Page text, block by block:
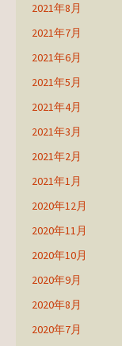
2021年8月
2021年7月
2021年6月
2021年5月
2021年4月
2021年3月
2021年2月
2021年1月
2020年12月
2020年11月
2020年10月
2020年9月
2020年8月
2020年7月